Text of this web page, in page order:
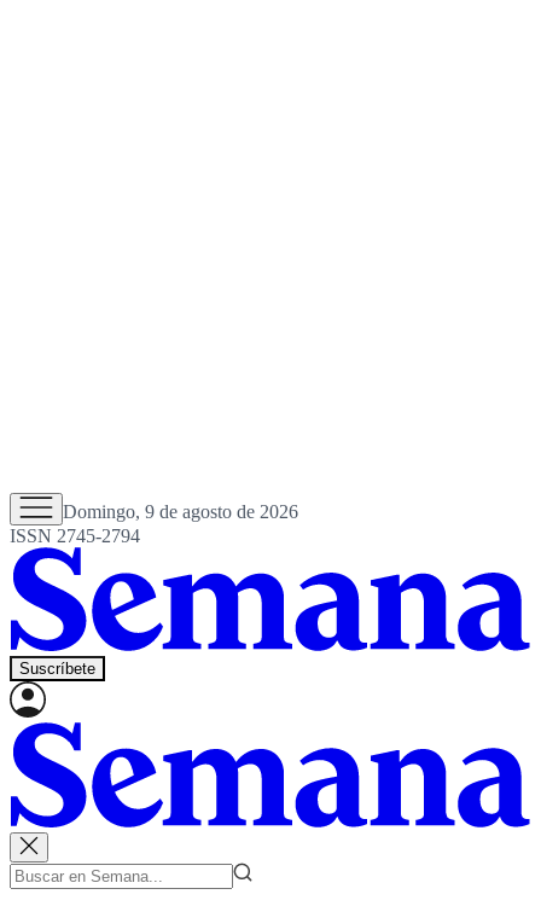
Domingo, 9 de agosto de 2026
ISSN 2745-2794
Suscríbete